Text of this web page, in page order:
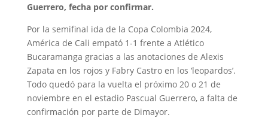
Guerrero, fecha por confirmar.
Por la semifinal ida de la Copa Colombia 2024,
América de Cali empató 1-1 frente a Atlético
Bucaramanga gracias a las anotaciones de Alexis
Zapata en los rojos y Fabry Castro en los ‘leopardos’.
Todo quedó para la vuelta el próximo 20 o 21 de
noviembre en el estadio Pascual Guerrero, a falta de
confirmación por parte de Dimayor.